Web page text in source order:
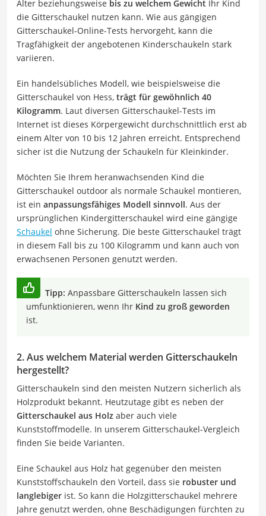
Alter beziehungsweise bis zu welchem Gewicht Ihr Kind
die Gitterschaukel nutzen kann. Wie aus gängigen
Gitterschaukel-Online-Tests hervorgeht, kann die
Tragfähigkeit der angebotenen Kinderschaukeln stark
variieren.
Ein handelsübliches Modell, wie beispielsweise die
Gitterschaukel von Hess, trägt für gewöhnlich 40
Kilogramm. Laut diversen Gitterschaukel-Tests im
Internet ist dieses Körpergewicht durchschnittlich erst ab
einem Alter von 10 bis 12 Jahren erreicht. Entsprechend
sicher ist die Nutzung der Schaukeln für Kleinkinder.
Möchten Sie Ihrem heranwachsenden Kind die
Gitterschaukel outdoor als normale Schaukel montieren,
ist ein anpassungsfähiges Modell sinnvoll. Aus der
ursprünglichen Kindergitterschaukel wird eine gängige
Schaukel ohne Sicherung. Die beste Gitterschaukel trägt
in diesem Fall bis zu 100 Kilogramm und kann auch von
erwachsenen Personen genutzt werden.
Tipp: Anpassbare Gitterschaukeln lassen sich
umfunktionieren, wenn Ihr Kind zu groß geworden
ist.
2. Aus welchem Material werden Gitterschaukeln
hergestellt?
Gitterschaukeln sind den meisten Nutzern sicherlich als
Holzprodukt bekannt. Heutzutage gibt es neben der
Gitterschaukel aus Holz aber auch viele
Kunststoffmodelle. In unserem Gitterschaukel-Vergleich
finden Sie beide Varianten.
Eine Schaukel aus Holz hat gegenüber den meisten
Kunststoffschaukeln den Vorteil, dass sie robuster und
langlebiger ist. So kann die Holzgitterschaukel mehrere
Jahre genutzt werden, ohne Beschädigungen fürchten zu